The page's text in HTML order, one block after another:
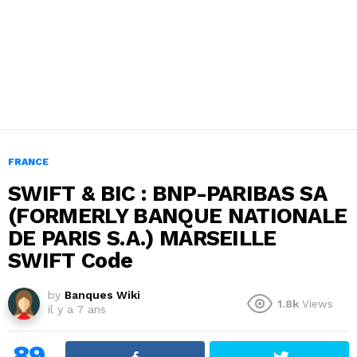
FRANCE
SWIFT & BIC : BNP-PARIBAS SA
(FORMERLY BANQUE NATIONALE
DE PARIS S.A.) MARSEILLE
SWIFT Code
by Banques Wiki
il y a 7 ans
1.8k Views